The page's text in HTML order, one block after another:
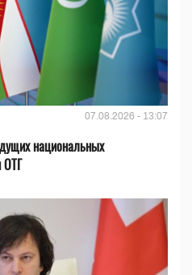
07.08.2026 - 13:07
национальных
ОТГ